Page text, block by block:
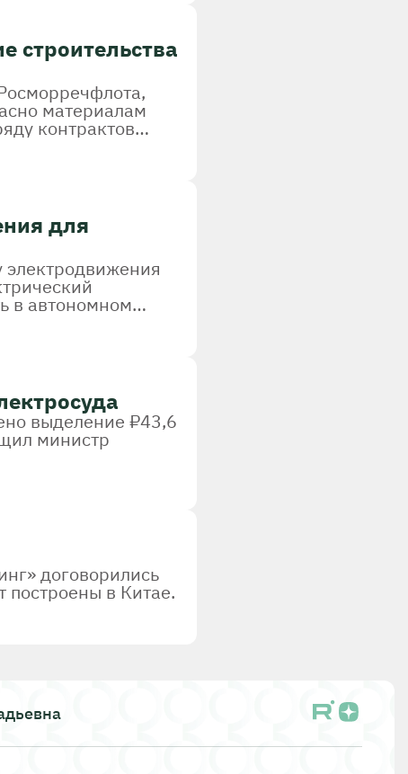
строительства
материалам
контрактов
для
электродвижения
в автономном
выделение ₽43,6
министр
договорились
построены в Китае.